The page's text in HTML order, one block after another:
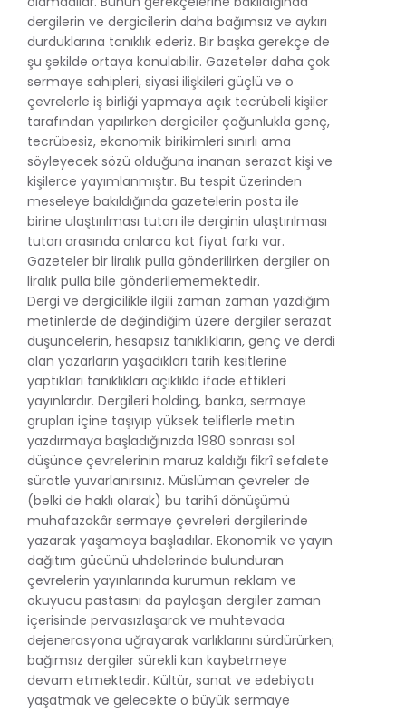
dergilerin ve dergicilerin daha bağımsız ve aykırı
durduklarına tanıklık ederiz. Bir başka gerekçe de
şu şekilde ortaya konulabilir. Gazeteler daha çok
sermaye sahipleri, siyasi ilişkileri güçlü ve o
çevrelerle iş birliği yapmaya açık tecrübeli kişiler
tarafından yapılırken dergiciler çoğunlukla genç,
tecrübesiz, ekonomik birikimleri sınırlı ama
söyleyecek sözü olduğuna inanan serazat kişi ve
kişilerce yayımlanmıştır. Bu tespit üzerinden
meseleye bakıldığında gazetelerin posta ile
birine ulaştırılması tutarı ile derginin ulaştırılması
tutarı arasında onlarca kat fiyat farkı var.
Gazeteler bir liralık pulla gönderilirken dergiler on
liralık pulla bile gönderilememektedir.
Dergi ve dergicilikle ilgili zaman zaman yazdığım
metinlerde de değindiğim üzere dergiler serazat
düşüncelerin, hesapsız tanıklıkların, genç ve derdi
olan yazarların yaşadıkları tarih kesitlerine
yaptıkları tanıklıkları açıklıkla ifade ettikleri
yayınlardır. Dergileri holding, banka, sermaye
grupları içine taşıyıp yüksek teliflerle metin
yazdırmaya başladığınızda 1980 sonrası sol
düşünce çevrelerinin maruz kaldığı fikrî sefalete
süratle yuvarlanırsınız. Müslüman çevreler de
(belki de haklı olarak) bu tarihî dönüşümü
muhafazakâr sermaye çevreleri dergilerinde
yazarak yaşamaya başladılar. Ekonomik ve yayın
dağıtım gücünü uhdelerinde bulunduran
çevrelerin yayınlarında kurumun reklam ve
okuyucu pastasını da paylaşan dergiler zaman
içerisinde pervasızlaşarak ve muhtevada
dejenerasyona uğrayarak varlıklarını sürdürürken;
bağımsız dergiler sürekli kan kaybetmeye
devam etmektedir. Kültür, sanat ve edebiyatı
yaşatmak ve gelecekte o büyük sermaye